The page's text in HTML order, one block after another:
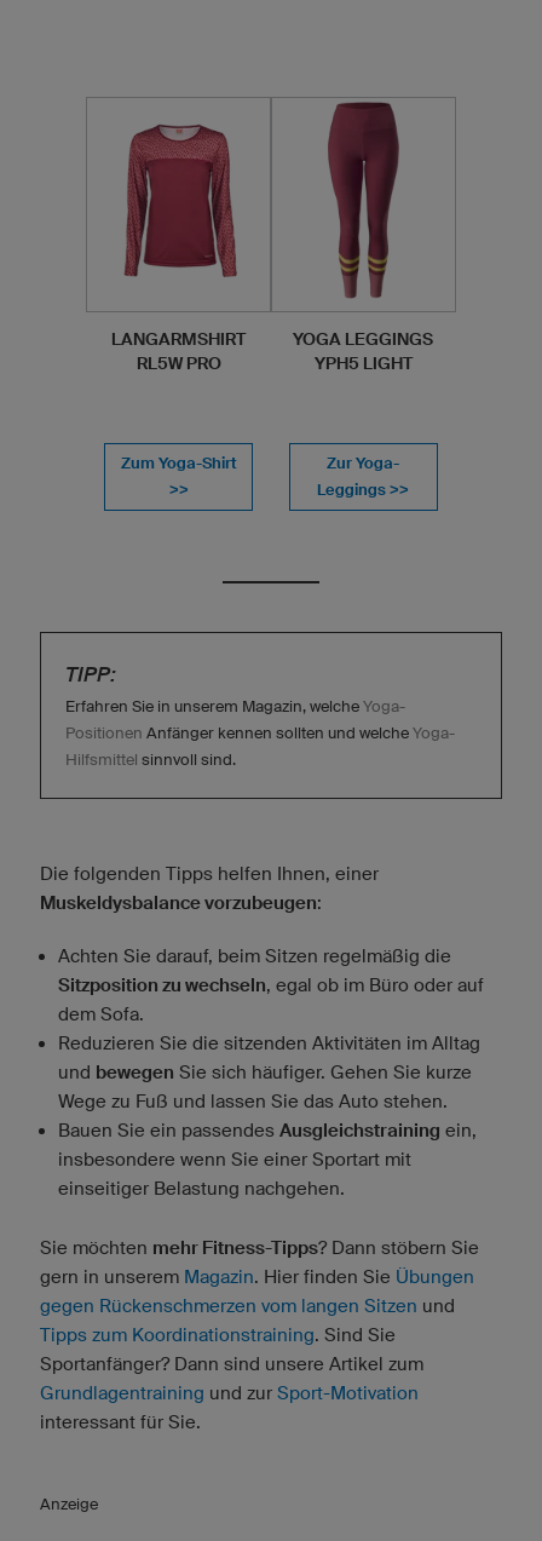
LANGARMSHIRT
RL5W PRO
Zum Yoga-Shirt
>>
YOGA LEGGINGS
YPH5 LIGHT
Zur Yoga-
Leggings >>
TIPP:
Erfahren Sie in unserem Magazin, welche Yoga-
Positionen Anfänger kennen sollten und welche Yoga-
Hilfsmittel sinnvoll sind.
Die folgenden Tipps helfen Ihnen, einer
Muskeldysbalance vorzubeugen:
Achten Sie darauf, beim Sitzen regelmäßig die
Sitzposition zu wechseln, egal ob im Büro oder auf
dem Sofa.
Reduzieren Sie die sitzenden Aktivitäten im Alltag
und bewegen Sie sich häufiger. Gehen Sie kurze
Wege zu Fuß und lassen Sie das Auto stehen.
Bauen Sie ein passendes Ausgleichstraining ein,
insbesondere wenn Sie einer Sportart mit
einseitiger Belastung nachgehen.
Sie möchten mehr Fitness-Tipps? Dann stöbern Sie
gern in unserem Magazin. Hier finden Sie Übungen
gegen Rückenschmerzen vom langen Sitzen und
Tipps zum Koordinationstraining. Sind Sie
Sportanfänger? Dann sind unsere Artikel zum
Grundlagentraining und zur Sport-Motivation
interessant für Sie.
Anzeige